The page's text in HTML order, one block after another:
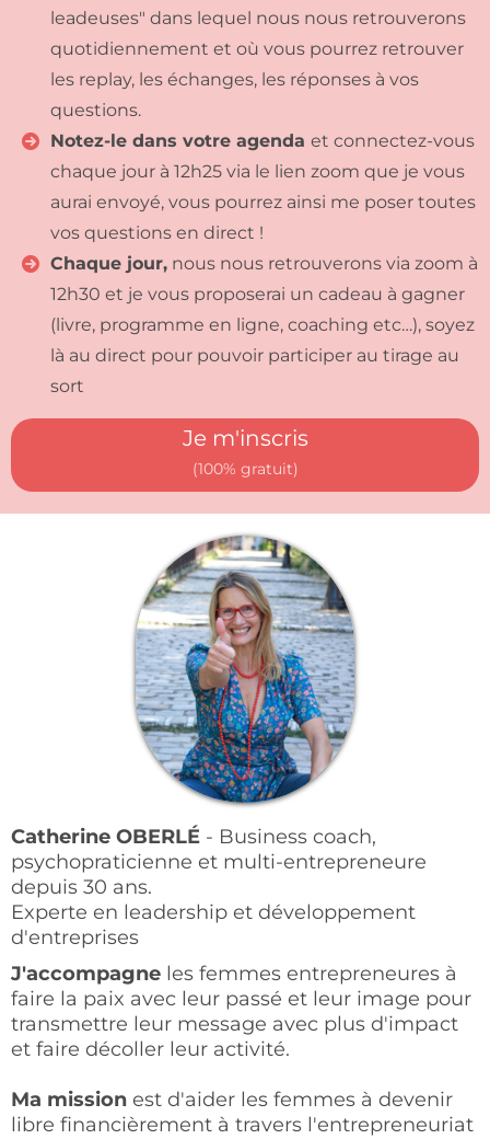
leadeuses" dans lequel nous nous retrouverons
quotidiennement et où vous pourrez retrouver
les replay, les échanges, les réponses à vos
questions.
Notez-le dans votre agenda et connectez-vous
chaque jour à 12h25 via le lien zoom que je vous
aurai envoyé, vous pourrez ainsi me poser toutes
vos questions en direct !
Chaque jour, nous nous retrouverons via zoom à
12h30 et je vous proposerai un cadeau à gagner
(livre, programme en ligne, coaching etc…), soyez
là au direct pour pouvoir participer au tirage au
sort
Je m'inscris
(100% gratuit)
Catherine OBERLÉ - Business coach,
psychopraticienne et multi-entrepreneure
depuis 30 ans.
Experte en leadership et développement
d'entreprises
J'accompagne les femmes entrepreneures à
faire la paix avec leur passé et leur image pour
transmettre leur message avec plus d'impact
et faire décoller leur activité.
Ma mission est d'aider les femmes à devenir
libre financièrement à travers l'entrepreneuriat